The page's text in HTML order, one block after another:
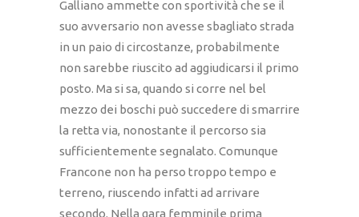
Galliano ammette con sportività che se il
suo avversario non avesse sbagliato strada
in un paio di circostanze, probabilmente
non sarebbe riuscito ad aggiudicarsi il primo
posto. Ma si sa, quando si corre nel bel
mezzo dei boschi può succedere di smarrire
la retta via, nonostante il percorso sia
sufficientemente segnalato. Comunque
Francone non ha perso troppo tempo e
terreno, riuscendo infatti ad arrivare
secondo. Nella gara femminile prima